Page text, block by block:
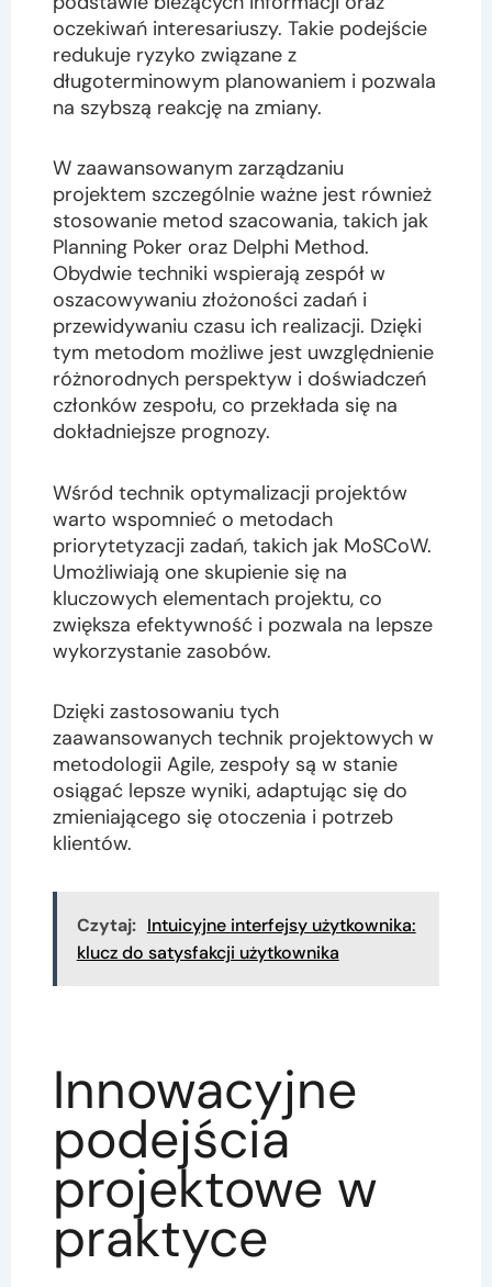
oczekiwań interesariuszy. Takie podejście
redukuje ryzyko związane z
długoterminowym planowaniem i pozwala
na szybszą reakcję na zmiany.
W zaawansowanym zarządzaniu
projektem szczególnie ważne jest również
stosowanie metod szacowania, takich jak
Planning Poker oraz Delphi Method.
Obydwie techniki wspierają zespół w
oszacowywaniu złożoności zadań i
przewidywaniu czasu ich realizacji. Dzięki
tym metodom możliwe jest uwzględnienie
różnorodnych perspektyw i doświadczeń
członków zespołu, co przekłada się na
dokładniejsze prognozy.
Wśród technik optymalizacji projektów
warto wspomnieć o metodach
priorytetyzacji zadań, takich jak MoSCoW.
Umożliwiają one skupienie się na
kluczowych elementach projektu, co
zwiększa efektywność i pozwala na lepsze
wykorzystanie zasobów.
Dzięki zastosowaniu tych
zaawansowanych technik projektowych w
metodologii Agile, zespoły są w stanie
osiągać lepsze wyniki, adaptując się do
zmieniającego się otoczenia i potrzeb
klientów.
Czytaj: Intuicyjne interfejsy użytkownika:
klucz do satysfakcji użytkownika
Innowacyjne
podejścia
projektowe w
praktyce